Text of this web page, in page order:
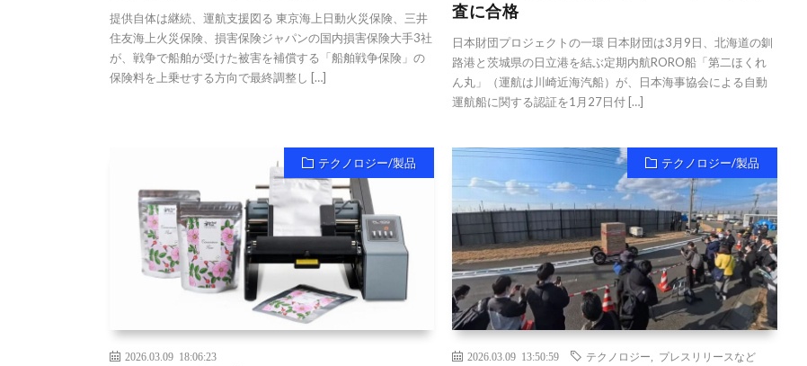
提供自体は継続、運航支援図る 東京海上日動火災保険、三井
住友海上火災保険、損害保険ジャパンの国内損害保険大手3社
が、戦争で船舶が受けた被害を補償する「船舶戦争保険」の
保険料を上乗せする方向で最終調整し […]
査に合格
日本財団プロジェクトの一環 日本財団は3月9日、北海道の釧
路港と茨城県の日立港を結ぶ定期内航RORO船「第二ほくれ
ん丸」（運航は川崎近海汽船）が、日本海事協会による自動
運航船に関する認証を1月27日付 […]
テクノロジー/製品
2026.03.09 18:06:23
テクノロジー/製品
2026.03.09 13:50:59 テクノロジー プレスリリースなど